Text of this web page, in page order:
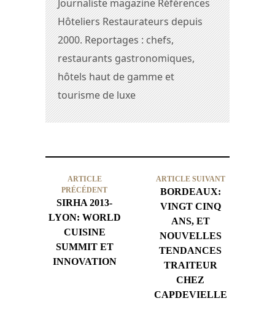
Journaliste magazine Références
Hôteliers Restaurateurs depuis
2000. Reportages : chefs,
restaurants gastronomiques,
hôtels haut de gamme et
tourisme de luxe
ARTICLE
PRÉCÉDENT
SIRHA 2013-
LYON: WORLD
CUISINE
SUMMIT ET
INNOVATION
ARTICLE SUIVANT
BORDEAUX:
VINGT CINQ
ANS, ET
NOUVELLES
TENDANCES
TRAITEUR
CHEZ
CAPDEVIELLE